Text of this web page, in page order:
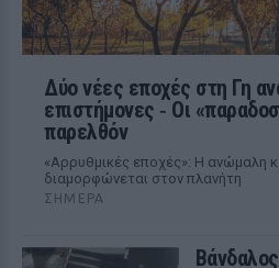
Δύο νέες εποχές στη Γη
επιστήμονες ‑ Oι
παρελθόν
«Αρρυθμικές εποχές»: Η ανώμαλη
διαμορφώνεται στον πλανήτη
ΣΉΜΕΡΑ